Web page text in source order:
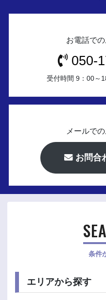
お電話で
050-
受付時間 9：00～
メールで
お問合
条件
エリアから探す